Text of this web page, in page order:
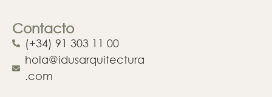
Contacto
(+34) 91 303 11 00
hola@idusarquitectura
.com